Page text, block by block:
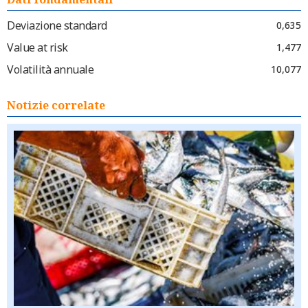
Deviazione standard
0,635
Value at risk 1,477
Volatilità annuale 10,077
Notizie correlate